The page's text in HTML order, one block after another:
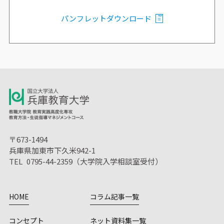
パンフレットダウンロード
〒673-1494
兵庫県加東市下久米942-1
TEL 0795-44-2359（大学院入学相談室受付）
HOME
コンセプト
コラム記事一覧
ネット資料集一覧